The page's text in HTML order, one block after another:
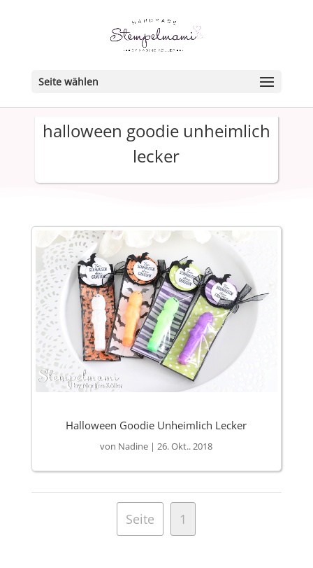
Seite wählen
halloween goodie unheimlich
lecker
Halloween Goodie Unheimlich Lecker
von Nadine |26. Okt.. 2018
Seite 1